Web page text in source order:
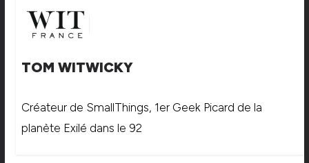
TOM WITWICKY
Créateur de SmallThings, 1er Geek Picard de la
planète Exilé dans le 92